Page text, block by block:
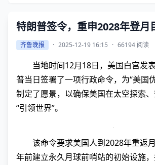
特朗普签令，重申2028年登月
齐鲁晚报 · 2025-12-19 16:15 · 66194 阅读
当地时间12月18日，美国白宫发
普当日签署了一项行政命令，为“美国
制定了愿景，以确保美国在太空探索
“引领世界”。
该命令要求美国人到2028年重返
年前建立永久月球前哨站的初始设施